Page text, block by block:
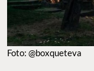
Foto: @boxqueteva